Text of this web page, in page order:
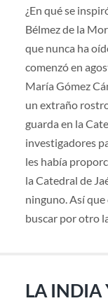
¿En qué se
Bélmez de la
que nunca ha
comenzó en
María Gómez
un extraño
guarda en la
investigadores
les había
la Catedral de
ninguno. Así
buscar por otro
LA INDIA